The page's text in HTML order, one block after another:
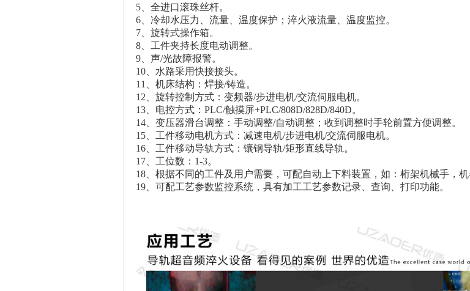
5、全进口滚珠丝杆。
6、冷却水压力、流量、温度保护；淬火液流量、温度监控。
7、旋转式操作箱。
8、工件夹持长度电动调整。
9、声/光故障报警。
10、水路采用快接接头。
11、机床结构：焊接/铸造。
12、旋转控制方式：变频器/步进电机/交流伺服电机。
13、电控方式：PLC/触摸屏+PLC/808D/828D/840D。
14、变压器滑台调整：手动调整/自动调整；收到调整时手轮前置方便调整。
15、工件移动电机方式：减速电机/步进电机/交流伺服电机。
16、工件移动导轨方式：镶钢导轨/矩形直线导轨。
17、工位数：1-3。
18、根据不同的工件及用户需要，可配自动上下料装置，如：桁架机械手，机
19、可配工艺参数监控系统，具有加工工艺参数记录、查询、打印功能。